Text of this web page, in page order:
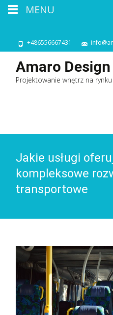
+486556667431
Amaro Design
Projektowanie wnętrz na
Jakie usługi
kompleksowe
transportowe
MENU